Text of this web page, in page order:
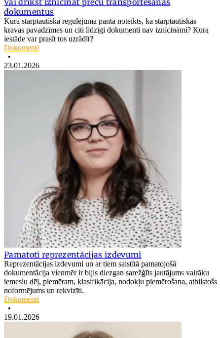
Vai drīkst iznīcināt preču transportēšanas
dokumentus
Kurā starptautiskā regulējuma pantā noteikts, ka starptautiskās
kravas pavadzīmes un citi līdzīgi dokumenti nav iznīcināmi? Kura
iestāde var prasīt tos uzrādīt?
Dokumenti
•
23.01.2026
Pamatoti reprezentācijas izdevumi
Reprezentācijas izdevumi un ar tiem saistītā pamatojošā
dokumentācija vienmēr ir bijis diezgan sarežģīts jautājums vairāku
iemeslu dēļ, piemēram, klasifikācija, nodokļu piemērošana, atbilstošs
noformējums un rekvizīti.
Dokumenti
•
19.01.2026